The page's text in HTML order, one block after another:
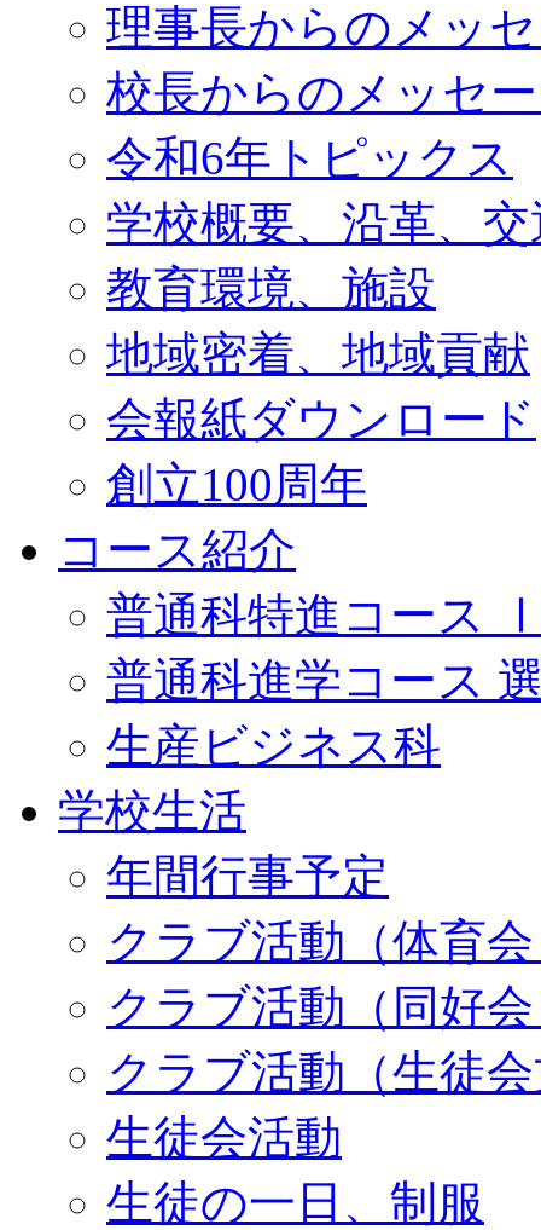
理事長からのメッ
校長からのメッセ
令和6年トピックス
学校概要、沿革、
教育環境、施設
地域密着、地域貢献
会報紙ダウンロード
創立100周年
コース紹介
普通科特進コース
普通科進学コース
生産ビジネス科
学校生活
年間行事予定
クラブ活動（体育
クラブ活動（同好
クラブ活動（生徒
生徒会活動
生徒の一日、制服